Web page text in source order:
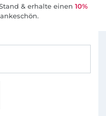
& erhalte einen 10%